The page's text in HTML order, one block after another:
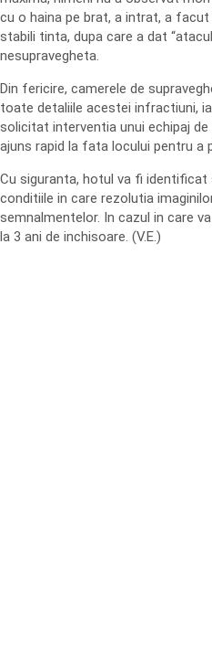
cu o haina pe brat, a intrat, a
stabili tinta, dupa care a dat
nesupravegheta.
Din fericire, camerele de
toate detaliile acestei infractiuni,
solicitat interventia unui echipaj
ajuns rapid la fata locului pentru a
Cu siguranta, hotul va fi
conditiile in care rezolutia
semnalmentelor. In cazul in care
la 3 ani de inchisoare. (V.E.)